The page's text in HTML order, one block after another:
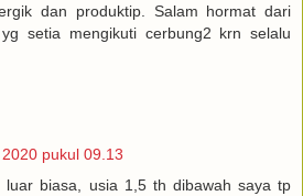
dan produktip. Salam hormat dari
setia mengikuti cerbung2 krn selalu
pukul 09.13
luar biasa, usia 1,5 th dibawah saya tp